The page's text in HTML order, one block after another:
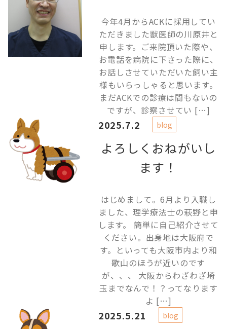
今年4月からACKに採用してい
ただきました獣医師の川原井と
申します。ご来院頂いた際や、
お電話を病院に下さった際に、
お話しさせていただいた飼い主
様もいらっしゃると思います。
まだACKでの診療は間もないの
ですが、診察させてい […]
よろしくおねがいし
ます！
2025.7.2 blog
はじめまして。6月より入職し
ました、理学療法士の萩野と申
します。 簡単に自己紹介させて
ください。出身地は大阪府で
す。といっても大阪市内より和
歌山のほうが近いのです
が、、、 大阪からわざわざ埼
玉までなんで！？ってなります
よ […]
2025.5.21 blog